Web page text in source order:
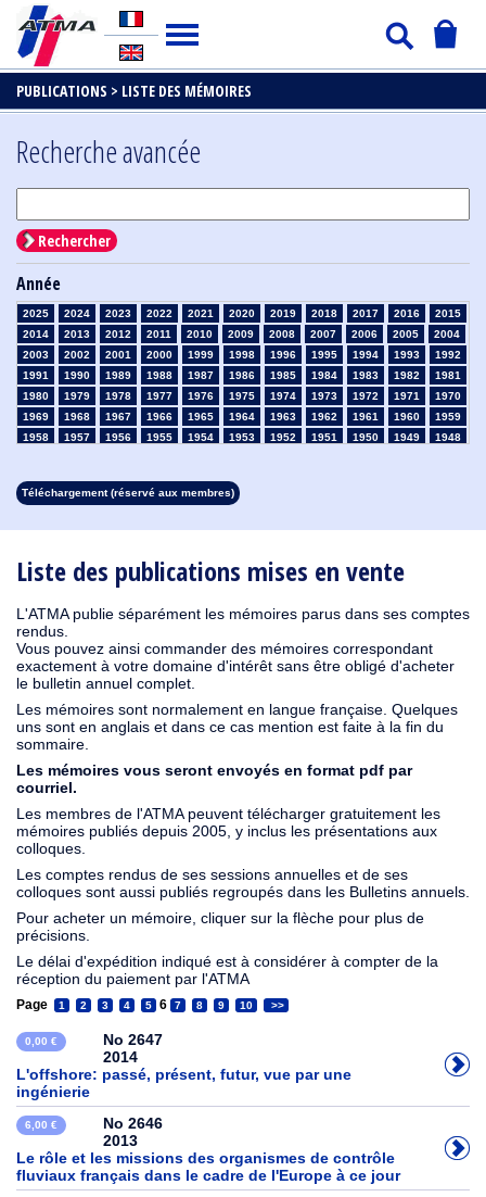
PUBLICATIONS > LISTE DES MÉMOIRES
Liste des publications mises en vente
L'ATMA publie séparément les mémoires parus dans ses comptes
rendus.
Vous pouvez ainsi commander des mémoires correspondant
exactement à votre domaine d'intérêt sans être obligé d'acheter
le bulletin annuel complet.
Les mémoires sont normalement en langue française. Quelques
uns sont en anglais et dans ce cas mention est faite à la fin du
sommaire.
Les mémoires vous seront envoyés en format pdf par
courriel.
Les membres de l'ATMA peuvent télécharger gratuitement les
mémoires publiés depuis 2005, y inclus les présentations aux
colloques.
Les comptes rendus de ses sessions annuelles et de ses
colloques sont aussi publiés regroupés dans les Bulletins annuels.
Pour acheter un mémoire, cliquer sur la flèche pour plus de
précisions.
Le délai d'expédition indiqué est à considérer à compter de la
réception du paiement par l'ATMA
Page 1 2 3 4 5 6 7 8 9 10 >>
0,00 €
No 2647
2014
L'offshore: passé, présent, futur, vue par une
ingénierie
6,00 €
No 2646
2013
Le rôle et les missions des organismes de contrôle
fluviaux français dans le cadre de l'Europe à ce jour
Recherche avancée
Rechercher
Année
2025 2024 2023 2022 2021 2020 2019 2018 2017 2016
2015
2014
2013 2012 2011 2010 2009 2008 2007 2006 2005
2004
2003
2002 2001 2000 1999 1998 1996 1995 1994 1993
1992
1991
1990 1989 1988 1987 1986 1985 1984 1983 1982
1981
1980
1979 1978 1977 1976 1975 1974 1973 1972 1971
1970
1969
1968 1967 1966 1965 1964 1963 1962 1961 1960
1959
1958
1957 1956 1955 1954 1953 1952 1951 1950 1949
1948
1913
1912 1911 1910 1909 1908
Téléchargement (réservé aux membres)